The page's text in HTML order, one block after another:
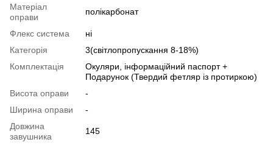
Матеріал
оправи
полікарбонат
Флекс система
ні
Категорія
3(світлопропускання 8-18%)
Комплектація
Окуляри, інформаційний паспорт +
Подарунок (Твердий фетляр із протиркою)
Висота оправи
-
Ширина оправи
-
Довжина
завушника
145